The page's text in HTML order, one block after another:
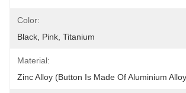
Color:
Black, Pink, Titanium
Material:
Zinc Alloy (Button Is Made Of Aluminium